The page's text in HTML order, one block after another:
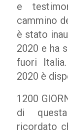
e
cammino
è stato
2020 e ha
fuori
2020 è
1200
di
ricordato